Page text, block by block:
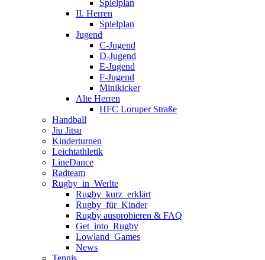
Spielplan
II. Herren
Spielplan
Jugend
C-Jugend
D-Jugend
E-Jugend
F-Jugend
Minikicker
Alte Herren
HFC Loruper Straße
Handball
Jiu Jitsu
Kinderturnen
Leichtathletik
LineDance
Radteam
Rugby_in_Werlte
Rugby_kurz_erklärt
Rugby_für_Kinder
Rugby ausprobieren & FAQ
Get_into_Rugby
Lowland_Games
News
Tennis